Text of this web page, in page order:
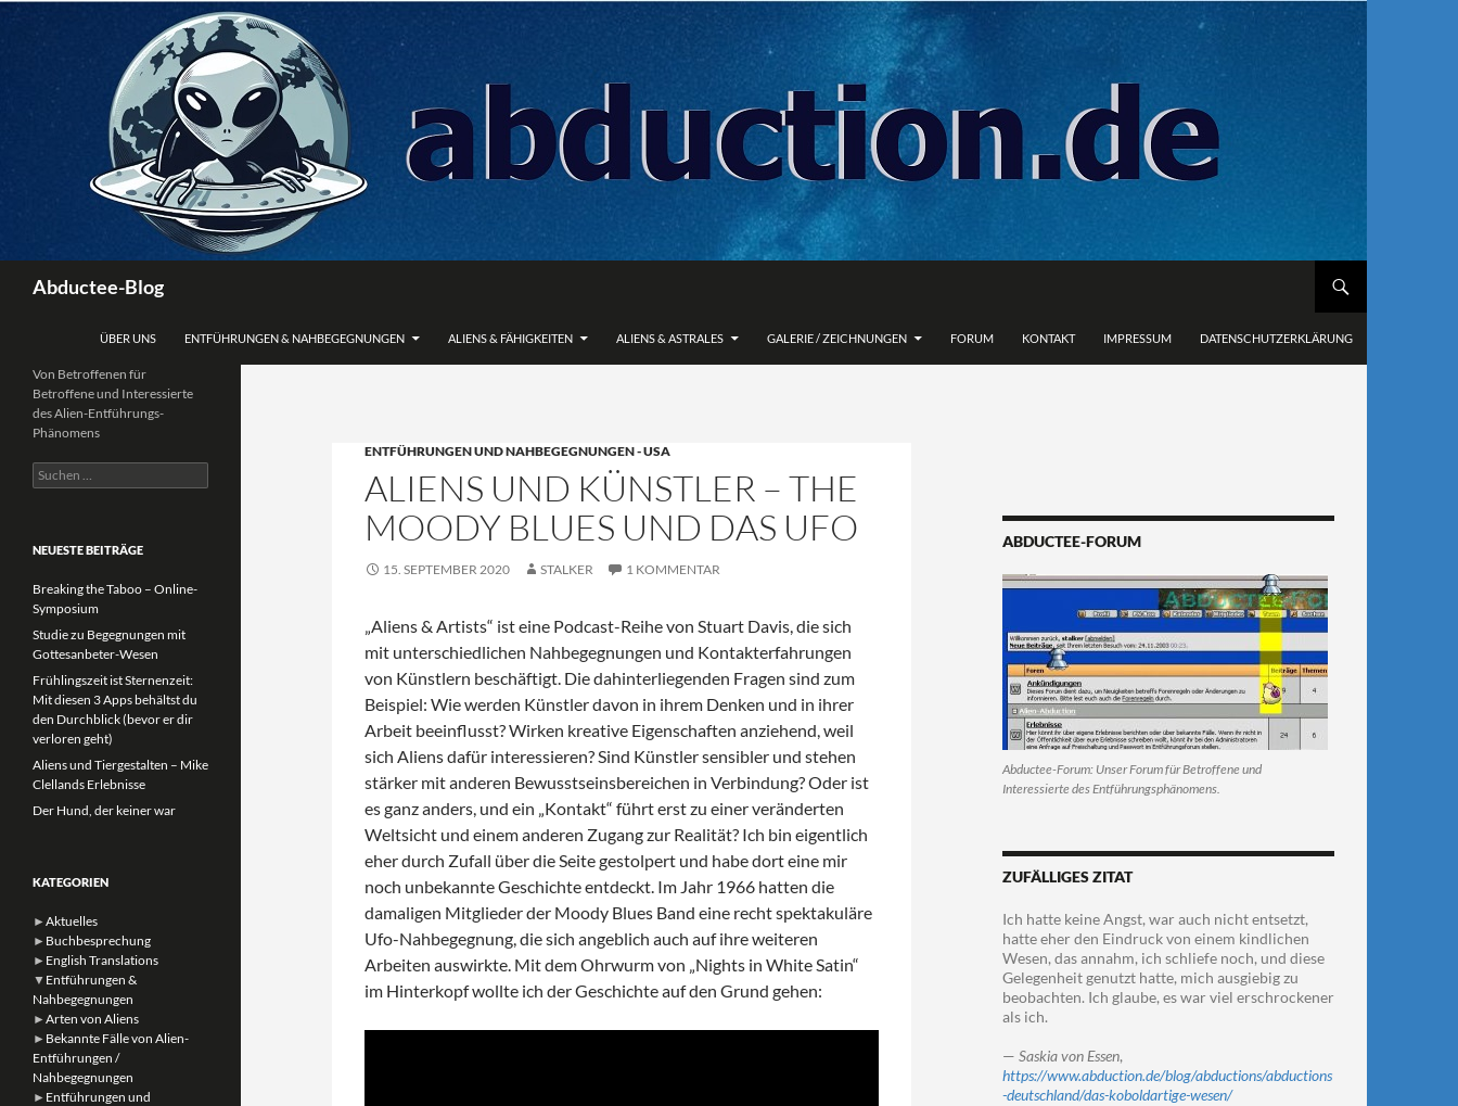
Zum
Abductee-Blog
ÜBER UNS ENTFÜHRUNGEN & NAHBEGEGNUNGEN ALIENS & FÄHIGKEITEN ALIENS & ASTRALES GALERIE / ZEICHNUNGEN FORUM KONTAKT IMPRESSUM DATENSCHUTZERKLÄRUNG
ENTFÜHRUNGEN UND NAHBEGEGNUNGEN - USA
ALIENS UND KÜNSTLER – THE
MOODY BLUES UND DAS UFO
15. SEPTEMBER 2020 STALKER 1 KOMMENTAR
„Aliens & Artists“ ist eine Podcast-Reihe von Stuart Davis, die sich
mit unterschiedlichen Nahbegegnungen und Kontakterfahrungen
von Künstlern beschäftigt. Die dahinterliegenden Fragen sind zum
Beispiel: Wie werden Künstler davon in ihrem Denken und in ihrer
Arbeit beeinflusst? Wirken kreative Eigenschaften anziehend, weil
sich Aliens dafür interessieren? Sind Künstler sensibler und stehen
stärker mit anderen Bewusstseinsbereichen in Verbindung? Oder ist
es ganz anders, und ein „Kontakt“ führt erst zu einer veränderten
Weltsicht und einem anderen Zugang zur Realität? Ich bin eigentlich
eher durch Zufall über die Seite gestolpert und habe dort eine mir
noch unbekannte Geschichte entdeckt. Im Jahr 1966 hatten die
damaligen Mitglieder der Moody Blues Band eine recht spektakuläre
Ufo-Nahbegegnung, die sich angeblich auch auf ihre weiteren
Arbeiten auswirkte. Mit dem Ohrwurm von „Nights in White Satin“
im Hinterkopf wollte ich der Geschichte auf den Grund gehen:
ABDUCTEE-FORUM
Abductee-Forum: Unser Forum für Betroffene und
Interessierte des Entführungsphänomens.
ZUFÄLLIGES ZITAT
Ich hatte keine Angst, war auch nicht entsetzt,
hatte eher den Eindruck von einem kindlichen
Wesen, das annahm, ich schliefe noch, und diese
Gelegenheit genutzt hatte, mich ausgiebig zu
beobachten. Ich glaube, es war viel erschrockener
als ich.
— Saskia von Essen,
https://www.abduction.de/blog/abductions/abductions
-deutschland/das-koboldartige-wesen/
Von Betroffenen für
Betroffene und Interessierte
des Alien-Entführungs-
Phänomens
Suchen
nach:
NEUESTE BEITRÄGE
Breaking the Taboo – Online-
Symposium
Studie zu Begegnungen mit
Gottesanbeter-Wesen
Frühlingszeit ist Sternenzeit:
Mit diesen 3 Apps behältst du
den Durchblick (bevor er dir
verloren geht)
Aliens und Tiergestalten – Mike
Clellands Erlebnisse
Der Hund, der keiner war
KATEGORIEN
► Aktuelles
► Buchbesprechung
► English Translations
▼ Entführungen &
Nahbegegnungen
► Arten von Aliens
► Bekannte Fälle von Alien-
Entführungen /
Nahbegegnungen
► Entführungen und